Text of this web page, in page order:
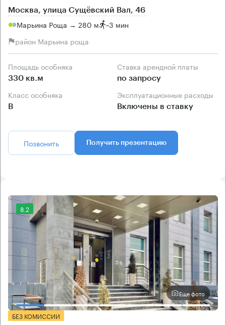
Москва, улица Сущёвский Вал, 46
Марьина Роща → 280 м ~3 мин
район Марьина роща
Площадь особняка
330 кв.м
Ставка арендной платы
по запросу
Класс особняка
B
Эксплуатационные расходы
Включены в ставку
Позвонить Получить презентацию
8.2
Еще фото
БЕЗ КОМИССИИ